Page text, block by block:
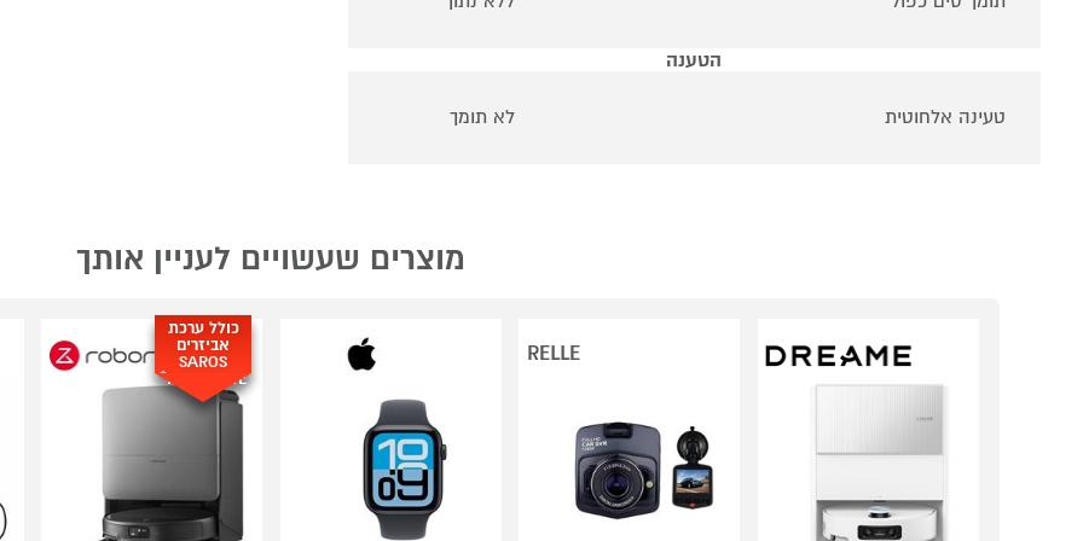
הטענה
טעינה אלחוטית לא תומך
מוצרים שעשויים לעניין אותך
RELLE
כולל ערכת
אביזרים
SAROS
CPMPLETE!*